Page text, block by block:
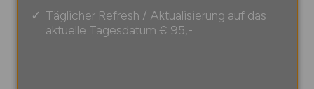
Täglicher Refresh / Aktualisierung auf das
aktuelle Tagesdatum € 95,-